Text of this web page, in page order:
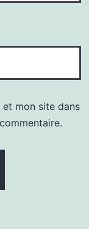
mon site dans